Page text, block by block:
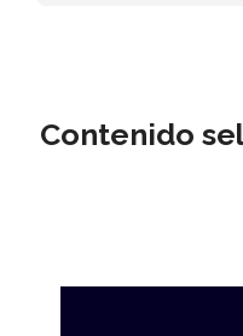
Contenido